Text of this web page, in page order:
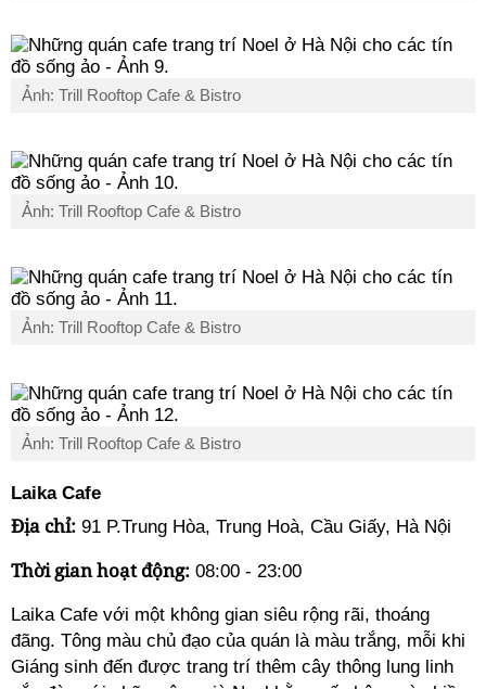
Ảnh: Trill Rooftop Cafe & Bistro
Ảnh: Trill Rooftop Cafe & Bistro
Ảnh: Trill Rooftop Cafe & Bistro
Ảnh: Trill Rooftop Cafe & Bistro
Laika Cafe
Địa chỉ: 91 P.Trung Hòa, Trung Hoà, Cầu Giấy, Hà Nội
Thời gian hoạt động: 08:00 - 23:00
Laika Cafe với một không gian siêu rộng rãi, thoáng
đãng. Tông màu chủ đạo của quán là màu trắng, mỗi khi
Giáng sinh đến được trang trí thêm cây thông lung linh